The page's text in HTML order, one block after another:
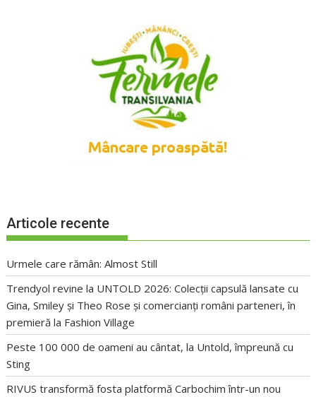
Articole recente
Urmele care rămân: Almost Still
Trendyol revine la UNTOLD 2026: Colecții capsulă lansate cu
Gina, Smiley și Theo Rose și comercianți români parteneri, în
premieră la Fashion Village
Peste 100 000 de oameni au cântat, la Untold, împreună cu
Sting
RIVUS transformă fosta platformă Carbochim într-un nou